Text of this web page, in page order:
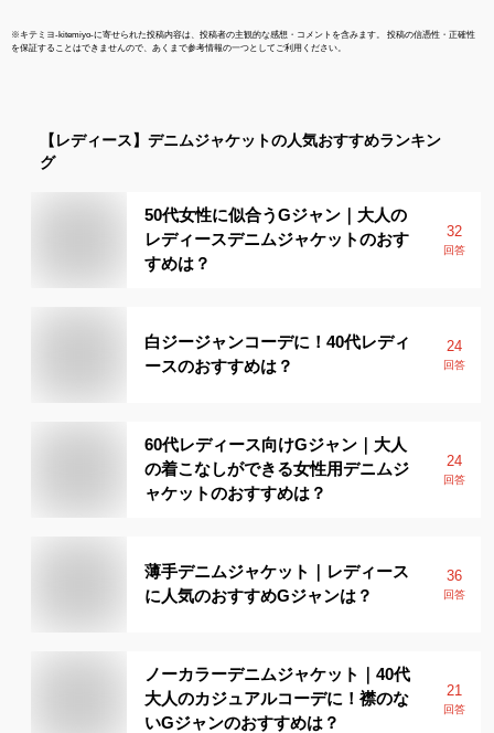
※キテミヨ-kitemiyo-に寄せられた投稿内容は、投稿者の主観的な感想・コメントを含みます。 投稿の信憑性・正確性
を保証することはできませんので、あくまで参考情報の一つとしてご利用ください。
【レディース】 デニムジャケットの人気おすすめランキン
グ
50代女性に似合うGジャン｜大人の
レディースデニムジャケットのおす
すめは？
32
回答
白ジージャンコーデに！40代レディ
ースのおすすめは？
24
回答
60代レディース向けGジャン｜大人
の着こなしができる女性用デニムジ
ャケットのおすすめは？
24
回答
薄手デニムジャケット｜レディース
に人気のおすすめGジャンは？
36
回答
ノーカラーデニムジャケット｜40代
大人のカジュアルコーデに！襟のな
いGジャンのおすすめは？
21
回答